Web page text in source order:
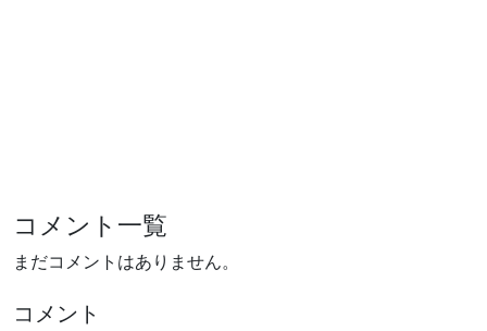
コメント一覧
まだコメントはありません。
コメント